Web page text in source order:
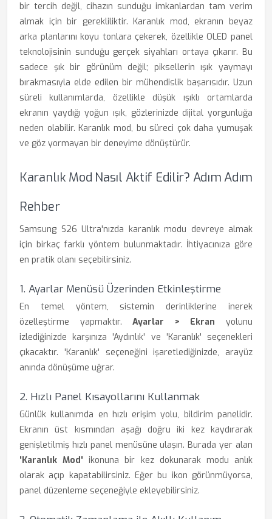
bir tercih değil, cihazın sunduğu imkanlardan tam verim
almak için bir gerekliliktir. Karanlık mod, ekranın beyaz
arka planlarını koyu tonlara çekerek, özellikle OLED panel
teknolojisinin sunduğu gerçek siyahları ortaya çıkarır. Bu
sadece şık bir görünüm değil; piksellerin ışık yaymayı
bırakmasıyla elde edilen bir mühendislik başarısıdır. Uzun
süreli kullanımlarda, özellikle düşük ışıklı ortamlarda
ekranın yaydığı yoğun ışık, gözlerinizde dijital yorgunluğa
neden olabilir. Karanlık mod, bu süreci çok daha yumuşak
ve göz yormayan bir deneyime dönüştürür.
Karanlık Mod Nasıl Aktif Edilir? Adım Adım
Rehber
Samsung S26 Ultra'nızda karanlık modu devreye almak
için birkaç farklı yöntem bulunmaktadır. İhtiyacınıza göre
en pratik olanı seçebilirsiniz.
1. Ayarlar Menüsü Üzerinden Etkinleştirme
En temel yöntem, sistemin derinliklerine inerek
özelleştirme yapmaktır.Ayarlar > Ekran yolunu
izlediğinizde karşınıza 'Aydınlık' ve 'Karanlık' seçenekleri
çıkacaktır. 'Karanlık' seçeneğini işaretlediğinizde, arayüz
anında dönüşüme uğrar.
2. Hızlı Panel Kısayollarını Kullanmak
Günlük kullanımda en hızlı erişim yolu, bildirim panelidir.
Ekranın üst kısmından aşağı doğru iki kez kaydırarak
genişletilmiş hızlı panel menüsüne ulaşın. Burada yer alan
'Karanlık Mod' ikonuna bir kez dokunarak modu anlık
olarak açıp kapatabilirsiniz. Eğer bu ikon görünmüyorsa,
panel düzenleme seçeneğiyle ekleyebilirsiniz.